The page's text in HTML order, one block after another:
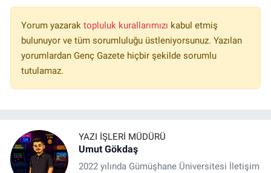
Yorum yazarak topluluk kurallarımızı kabul etmiş
bulunuyor ve tüm sorumluluğu üstleniyorsunuz. Yazılan
yorumlardan Genç Gazete hiçbir şekilde sorumlu
tutulamaz.
YAZI İŞLERI MÜDÜRÜ
Umut Gökdaş
2022 yılında Gümüşhane Üniversitesi İletişim